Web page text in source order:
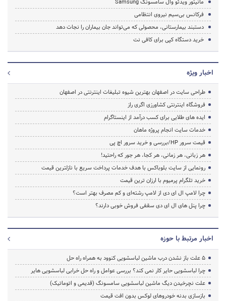
فرکانس بی‌سیم نیروی انتظامی
دستبند بیمارستانی، محصولی که می‌تواند جان بیماران را نجات دهد
خرید دستگاه کپی برای کافی نت
اخبار ویژه
طراحی سایت در اصفهان بهترین شیوه تبلیغات اینترنتی در اصفهان
فروشگاه اینترنتی کشاورزی اگری راز
ایده های طلایی برای کسب درآمد از اینستاگرام
خدمات سایت انجام پروژه ماهان
قیمت سرور HP/بررسی و خرید سرور اچ پی
هر زبانی، هر زمانی، هر کجا، هر جور که راحتید!
رونمایی از سایت بلوباکس با هدف خدمات پرداخت سریع با نازلترین قیمت
خرید تلگرام پرمیوم با ارزان ترین قیمت
چرا لامپ ال ای دی از لامپ رشته‌ای و کم مصرف بهتر است؟
چرا پنل های ال ای دی سقفی فروش خوبی دارند؟
اخبار مرتبط با حوزه
5 علت باز نشدن درب ماشین لباسشویی کنوود به همراه راه حل
چرا لباسشویی حایر کار نمی کند؟ بررسی عوامل و راه حل خرابی لباسشویی هایر
علت نچرخیدن دیگ ماشین لباسشویی سامسونگ (قدیمی و اتوماتیک)
بازسازی بدنه خودروهای لوکس بدون افت قیمت